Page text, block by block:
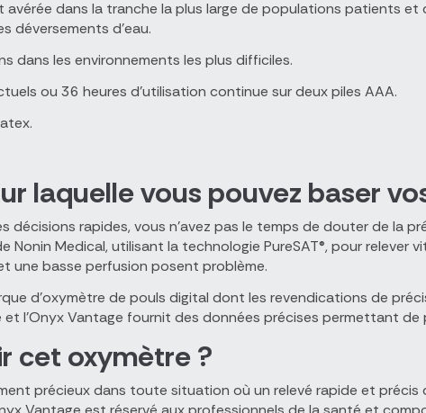
dans la tranche la plus large de populations patients et
déversements d’eau.
dans les environnements les plus difficiles.
ou 36 heures d’utilisation continue sur deux piles AAA.
laquelle vous pouvez baser
décisions rapides, vous n’avez pas le temps de douter de la
Nonin Medical, utilisant la technologie PureSAT®, pour
une basse perfusion posent problème.
d’oxymètre de pouls digital dont les revendications de
l’Onyx Vantage fournit des données précises permettant de
cet oxymètre ?
précieux dans toute situation où un relevé rapide et